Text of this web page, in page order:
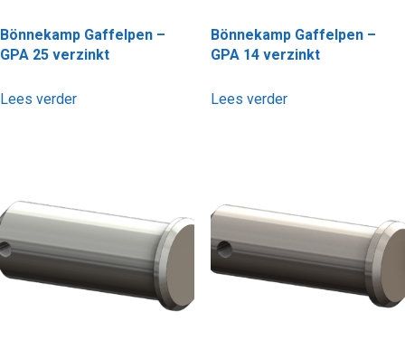
Bönnekamp Gaffelpen –
GPA 25 verzinkt
Lees verder
Bönnekamp Gaffelpen –
GPA 14 verzinkt
Lees verder